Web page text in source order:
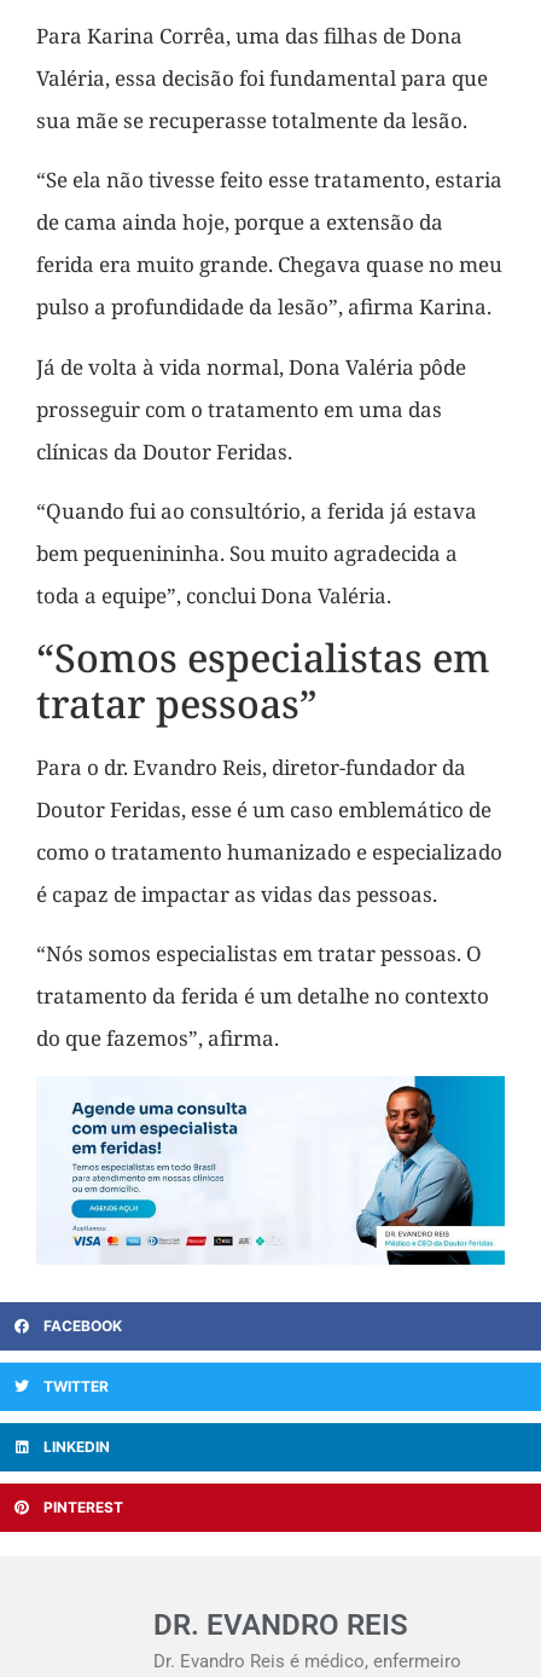
Para Karina Corrêa, uma das filhas de Dona
Valéria, essa decisão foi fundamental para que
sua mãe se recuperasse totalmente da lesão.
“Se ela não tivesse feito esse tratamento, estaria
de cama ainda hoje, porque a extensão da
ferida era muito grande. Chegava quase no meu
pulso a profundidade da lesão”, afirma Karina.
Já de volta à vida normal, Dona Valéria pôde
prosseguir com o tratamento em uma das
clínicas da Doutor Feridas.
“Quando fui ao consultório, a ferida já estava
bem pequenininha. Sou muito agradecida a
toda a equipe”, conclui Dona Valéria.
“Somos especialistas em
tratar pessoas”
Para o dr. Evandro Reis, diretor-fundador da
Doutor Feridas, esse é um caso emblemático de
como o tratamento humanizado e especializado
é capaz de impactar as vidas das pessoas.
“Nós somos especialistas em tratar pessoas. O
tratamento da ferida é um detalhe no contexto
do que fazemos”, afirma.
FACEBOOK
TWITTER
LINKEDIN
PINTEREST
DR. EVANDRO REIS
Dr. Evandro Reis é médico, enfermeiro